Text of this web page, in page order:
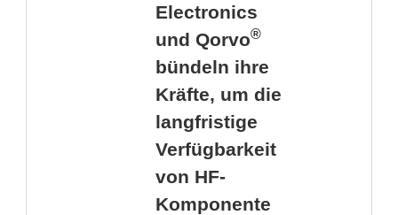
Electronics
und Qorvo®
bündeln ihre
Kräfte, um die
langfristige
Verfügbarkeit
von HF-
Komponente